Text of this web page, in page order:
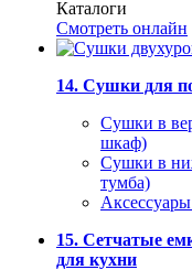
Каталоги
Смотреть онлайн
14. Сушки для
Сушки в
шкаф)
Сушки в
тумба)
15. Сетчатые
для кухни